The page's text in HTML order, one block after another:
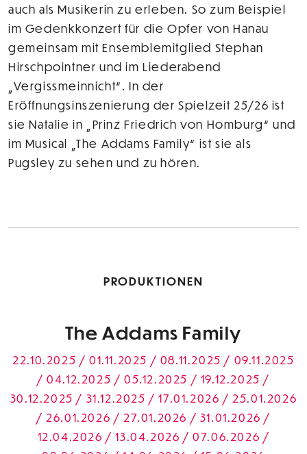
auch als Musikerin zu erleben. So zum Beispiel
im Gedenkkonzert für die Opfer von Hanau
gemeinsam mit Ensemblemitglied Stephan
Hirschpointner und im Liederabend
„Vergissmeinnicht“. In der
Eröffnungsinszenierung der Spielzeit 25/26 ist
sie Natalie in „Prinz Friedrich von Homburg“ und
im Musical „The Addams Family“ ist sie als
Pugsley zu sehen und zu hören.
PRODUKTIONEN
The Addams Family
22.10.2025 / 01.11.2025 / 08.11.2025 / 09.11.2025
/ 04.12.2025 / 05.12.2025 / 19.12.2025 /
30.12.2025 / 31.12.2025 / 17.01.2026 / 25.01.2026
/ 26.01.2026 / 27.01.2026 / 31.01.2026 /
12.04.2026 / 13.04.2026 / 07.06.2026 /